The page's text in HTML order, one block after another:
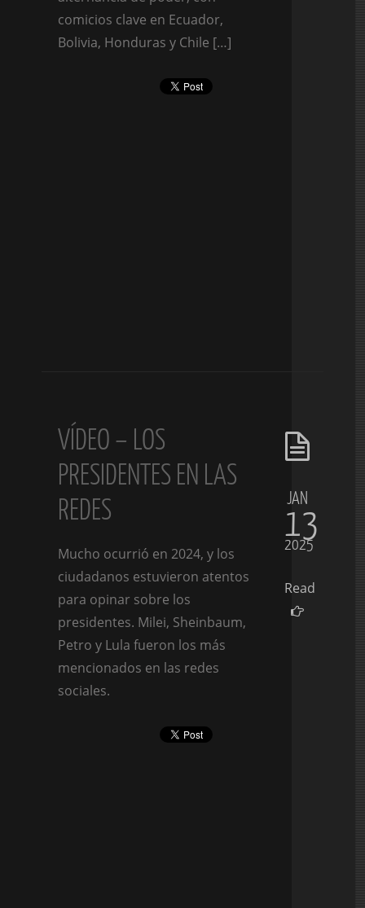
comicios clave en Ecuador,
Bolivia, Honduras y Chile […]
VÍDEO – LOS
PRESIDENTES EN LAS
REDES
Mucho ocurrió en 2024, y los
ciudadanos estuvieron atentos
para opinar sobre los
presidentes. Milei, Sheinbaum,
Petro y Lula fueron los más
mencionados en las redes
sociales.
JAN
13
2025
Read